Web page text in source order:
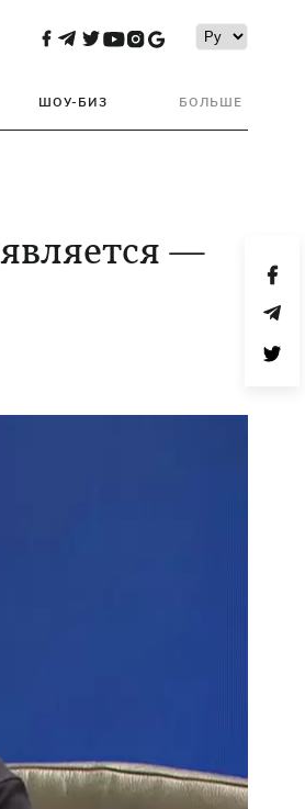
ШОУ-БИЗ БОЛЬШЕ
—